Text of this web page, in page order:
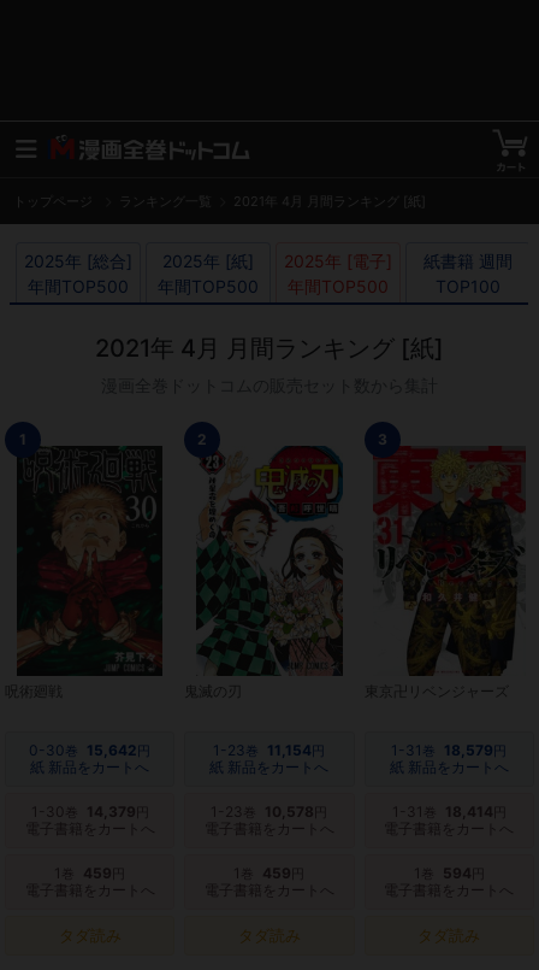
トップページ ランキング一覧 2021年 4月 月間ランキング [紙]
2025年 [総合]
年間TOP500
2025年 [紙]
年間TOP500
2025年 [電子]
年間TOP500
紙書籍 週間
TOP100
2021年 4月 月間ランキング [紙]
1
呪術廻戦
0-30巻 15,642 円
紙 新品をカートへ
1-30 14,379
電子書籍をカートへ
1 459
電子書籍をカートへ
タダ読み
2
鬼滅の刃
1-23巻 11,154 円
紙 新品をカートへ
1-23 10,578
電子書籍をカートへ
1 459
電子書籍をカートへ
タダ読み
3
東京卍リベンジャーズ
1-31 巻 18,579 円
紙 新品をカートへ
1-31 18,414
電子書籍をカートへ
1 594
電子書籍をカートへ
タダ読み